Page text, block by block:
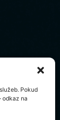
Pokud
odkaz na